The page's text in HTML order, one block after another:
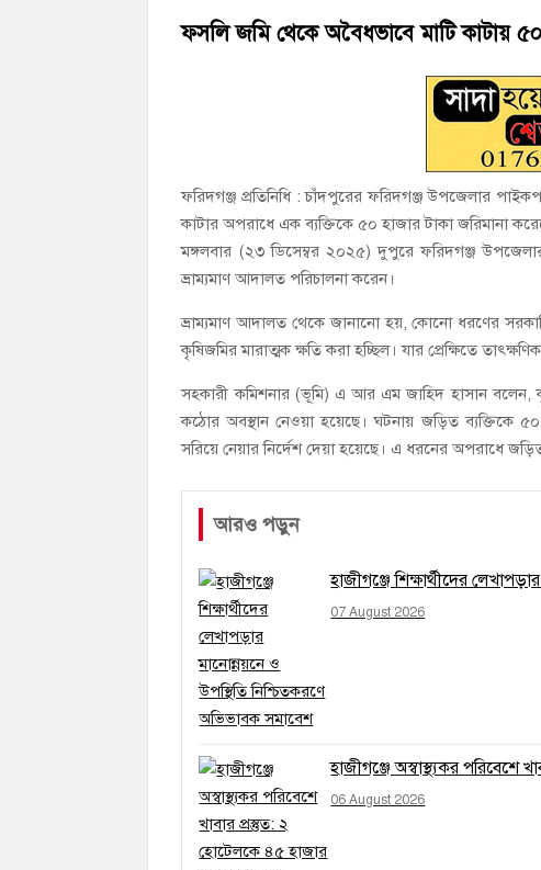
মতলব উত্তরে সোনালী লাইফ ইন্সুইরেন্স কোম্পানী
ফসলি জমি থেকে অবৈধভাবে মাটি কাটায় ৫০
ফরিদগঞ্জ প্রতিনিধি : চাঁদপুরের ফরিদগঞ্জ উপজেলার
কাটার অপরাধে এক ব্যক্তিকে ৫০ হাজার টাকা জরিমানা
মঙ্গলবার (২৩ ডিসেম্বর ২০২৫) দুপুরে ফরিদগঞ্জ
ভ্রাম্যমাণ আদালত পরিচালনা করেন।
ভ্রাম্যমাণ আদালত থেকে জানানো হয়, কোনো ধরণের
কৃষিজমির মারাত্মক ক্ষতি করা হচ্ছিল। যার প্রেক্ষিতে
সহকারী কমিশনার (ভূমি) এ আর এম জাহিদ হাসান বলেন,
কঠোর অবস্থান নেওয়া হয়েছে। ঘটনায় জড়িত ব্যক্তিকে ৫০
সরিয়ে নেয়ার নির্দেশ দেয়া হয়েছে। এ ধরনের অপরাধে
আরও পড়ুন
হাজীগঞ্জে শিক্ষার্থীদের
07 August 2026
হাজীগঞ্জে অস্বাস্থ্যকর পরিবেশে
06 August 2026